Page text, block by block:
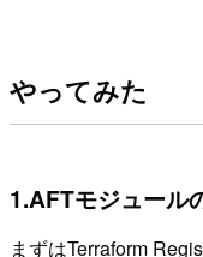
やってみた
1.AFTモジュール
まずはTerraform